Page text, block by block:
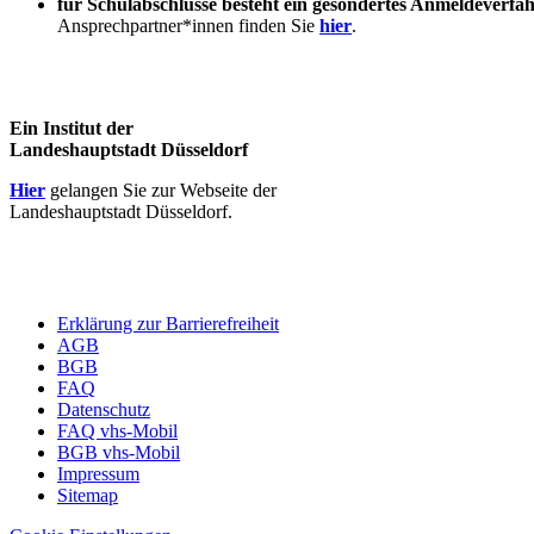
für Schulabschlüsse besteht ein gesondertes
Ansprechpartner*innen finden Sie hier.
Ein Institut der
Landeshauptstadt Düsseldorf
Hier gelangen Sie zur Webseite der
Landeshauptstadt Düsseldorf.
Erklärung zur Barrierefreiheit
AGB
BGB
FAQ
Datenschutz
FAQ vhs-Mobil
BGB vhs-Mobil
Impressum
Sitemap